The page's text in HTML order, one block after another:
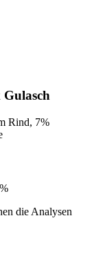
Gulasch
Rind, 7%
die Analysen